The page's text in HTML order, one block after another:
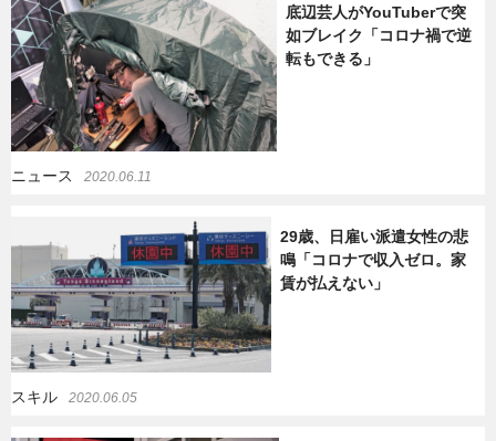
底辺芸人がYouTuberで突
如ブレイク「コロナ禍で逆
転もできる」
ニュース 2020.06.11
29歳、日雇い派遣女性の悲
鳴「コロナで収入ゼロ。家
賃が払えない」
スキル 2020.06.05